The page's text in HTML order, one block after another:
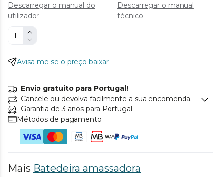
Descarregar o manual do
utilizador
Descarregar o manual
técnico
Avisa-me se o preço baixar
Envio gratuito para Portugal!
Cancele ou devolva facilmente a sua encomenda.
Garantia de 3 anos para Portugal
Métodos de pagamento
Mais Batedeira amassadora